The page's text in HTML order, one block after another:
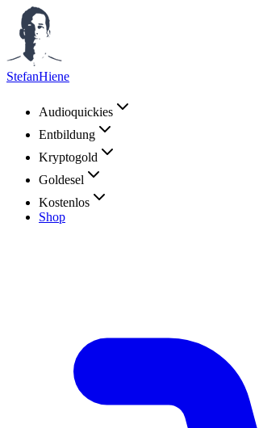
StefanHiene
Audioquickies
Entbildung
Kryptogold
Goldesel
Kostenlos
Shop